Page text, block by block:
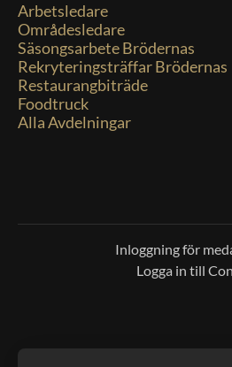
Arbetsledare
Områdesledare
Säsongsarbete Brödernas
Rekryteringsträffar Brödernas
Restaurangbiträde
Foodtruck
Alla Avdelningar
Inloggning för
Logga in till